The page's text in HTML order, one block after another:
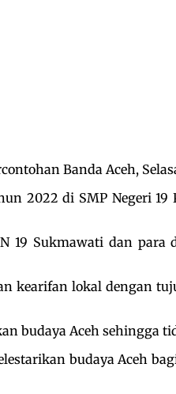
Banda Aceh,
2022 di SMP Negeri 19
19 Sukmawati dan para
kearifan lokal dengan
budaya Aceh sehingga
budaya Aceh